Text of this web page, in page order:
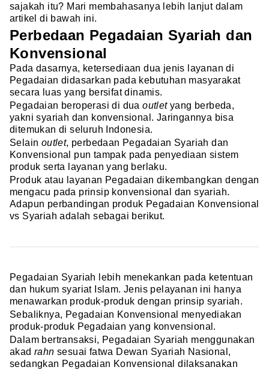
sajakah itu? Mari membahasanya lebih lanjut dalam
artikel di bawah ini.
Perbedaan Pegadaian Syariah dan
Konvensional
Pada dasarnya, ketersediaan dua jenis layanan di
Pegadaian didasarkan pada kebutuhan masyarakat
secara luas yang bersifat dinamis.
Pegadaian beroperasi di duaoutletyang berbeda,
yakni syariah dan konvensional. Jaringannya bisa
ditemukan di seluruh Indonesia.
Selain outlet, perbedaan Pegadaian Syariah dan
Konvensional pun tampak pada penyediaan sistem
produk serta layanan yang berlaku.
Produk atau layanan Pegadaian dikembangkan dengan
mengacu pada prinsip konvensional dan syariah.
Adapun perbandingan produk Pegadaian Konvensional
vs Syariah adalah sebagai berikut.
Pegadaian Syariah lebih menekankan pada ketentuan
dan hukum syariat Islam. Jenis pelayanan ini hanya
menawarkan produk-produk dengan prinsip syariah.
Sebaliknya, Pegadaian Konvensional menyediakan
produk-produk Pegadaian yang konvensional.
Dalam bertransaksi, Pegadaian Syariah menggunakan
akad rahn sesuai fatwa Dewan Syariah Nasional,
sedangkan Pegadaian Konvensional dilaksanakan